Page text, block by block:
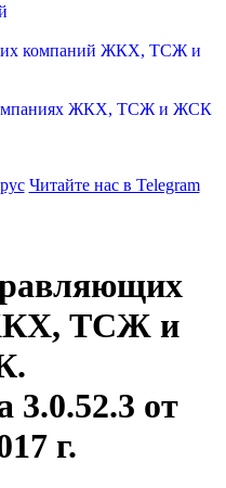
компаний ЖКХ, ТСЖ и
ЖКХ, ТСЖ и ЖСК
Читайте нас в Telegram
ТСЖ и
3.0.52.3 от
г.